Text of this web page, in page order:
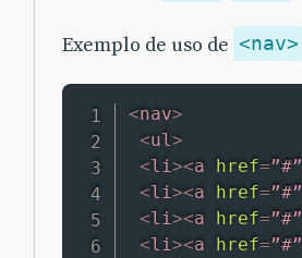
Exemplo de uso de <nav>
<nav>
<ul >
<li ><a href=”#”
<li ><a href=”#”
<li ><a href=”#”
<li ><a href=”#”